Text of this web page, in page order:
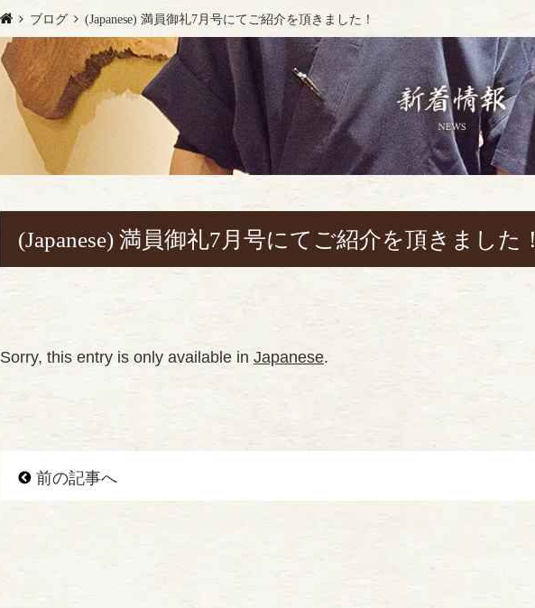
ブログ (Japanese) 満員御礼7月号にてご紹介を頂きました！
(Japanese) 満員御礼7月号にてご紹介を頂きました！
Sorry, this entry is only available inJapanese.
前の記事へ